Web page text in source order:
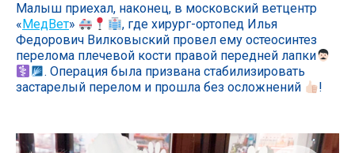
Малыш приехал, наконец, в московский ветцентр
«МедВет»
, где хирург-ортопед Илья
Федорович Вилковыский провел ему остеосинтез
перелома плечевой кости правой передней лапки
. Операция была призвана стабилизировать
застарелый перелом и прошла без осложнений
!